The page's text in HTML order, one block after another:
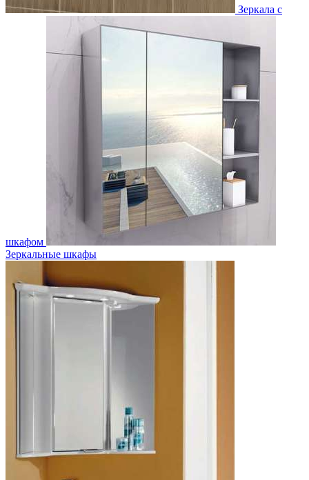
Зеркала с
шкафом
Зеркальные шкафы